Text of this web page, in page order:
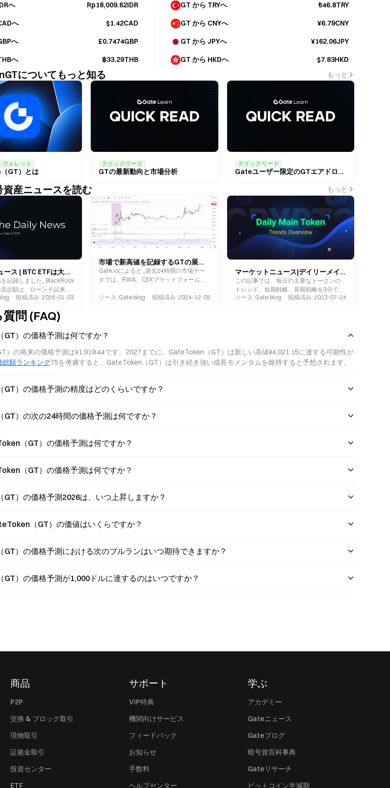
へ Rp18,009.62IDR
へ $1.42CAD
へ £0.7474GBP
へ ฿33.29THB
GT から TRYへ ₺46.8TRY
GT から CNYへ ¥6.79CNY
GT から JPYへ ¥162.06JPY
GT から HKDへ $7.83HKD
についてもっと知る もっと
ウォレット
GT）とは
クイックリード
GTの最新動向と市場分析
クイックリード
Gateユーザー限定のGTエアドロップ：タスクを完了して$20,000 GTを共有
資産ニュースを読む もっと
デイリーニュース | BTC ETFは大規模な流出がありましたが、BTCは下がる代わりに上昇し、GTは17.7ドルを突破し、新記録高を樹立しました
記録しました_ BlackRock
出額は、ローンチ以来最
_ 人気のあるAIエージェン
んだ。
投稿済み:2025-01-03
市場で新高値を記録するGTの展望はどうなっていますか？
Gate.ioによると _過去24時間の市場デー
タでは、RWA、CEXプラットフォームト
コなどの確立されたセクターがありま
て、新しい高値に達?
ソース : Gate.blog 投稿済み: 2024-12-05
マーケットニュース|デイリーメイントークントレンド概要
この記事では、毎日の主要なトークンの
トレンド、短期戦略、長期戦略を3分で分
析します。
ソース : Gate.blog 投稿済み: 2023-07-24
問 (FAQ)
）の価格予測は何ですか？
）の将来の価格予測は¥1,919.44です。2027までに、GateToken（GT）は新しい高値¥4,021.15に達する可能性が
総額ランキング75を考慮すると、GateToken（GT）は引き続き強い成長モメンタムを維持すると予想されます。
）の価格予測の精度はどのくらいですか？
）の次の24時間の価格予測は何ですか？
（GT）の価格予測は何ですか？
（GT）の価格予測は何ですか？
）の価格予測2026は、いつ上昇しますか？
（GT）の価値はいくらですか？
）の価格予測における次のブルランはいつ期待できますか？
）の価格予測が1,000ドルに達するのはいつですか？
商品
P2P
交換 & ブロック取引
現物取引
証拠金取引
投資センター
ETF
サポート
VIP特典
機関向けサービス
フィードバック
お知らせ
手数料
ヘルプセンター
学ぶ
アカデミー
Gateニュース
Gateブログ
暗号貨百科事典
Gateリサーチ
ビットコイン半減期